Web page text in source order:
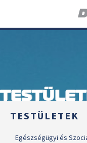
TESTÜLETEK
Egészségügyi és